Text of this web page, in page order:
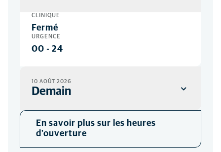
CLINIQUE
Fermé
URGENCE
00 - 24
10 AOÛT 2026
Demain
08:00-18:00
URGENCE
00-24
En savoir plus sur les heures
d'ouverture